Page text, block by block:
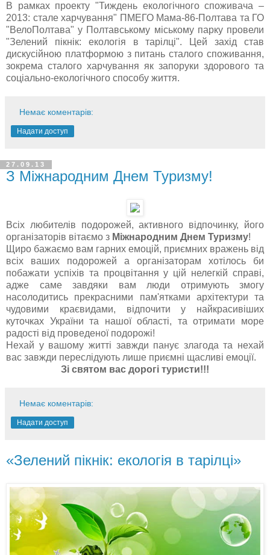
В рамках проекту "Тиждень екологічного споживача –
2013: стале харчування" ПМЕГО Мама-86-Полтава та ГО
"ВелоПолтава" у Полтавському міському парку провели
"Зелений пікнік: екологія в тарілці". Цей захід став
дискусійною платформою з питань сталого споживання,
зокрема сталого харчування як запоруки здорового та
соціально-екологічного способу життя.
Немає коментарів:
Надати доступ
27.09.13
З Міжнародним Днем Туризму!
Всіх любителів подорожей, активного відпочинку, його
організаторів вітаємо з Міжнародним Днем Туризму!
Щиро бажаємо вам гарних емоцій, приємних вражень від
всіх ваших подорожей а організаторам хотілось би
побажати успіхів та процвітання у цій нелегкій справі,
адже саме завдяки вам люди отримують змогу
насолодитись прекрасними пам'ятками архітектури та
чудовими краєвидами, відпочити у найкрасивіших
куточках України та нашої області, та отримати море
радості від проведеної подорожі!
Нехай у вашому житті завжди панує злагода та нехай
вас завжди переслідують лише приємні щасливі емоції.
Зі святом вас дорогі туристи!!!
Немає коментарів:
Надати доступ
«Зелений пікнік: екологія в тарілці»